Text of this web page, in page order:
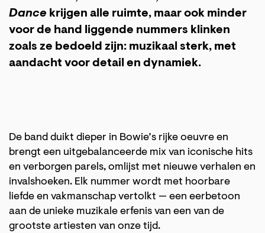
Dance krijgen alle ruimte, maar ook minder
voor de hand liggende nummers klinken
zoals ze bedoeld zijn: muzikaal sterk, met
aandacht voor detail en dynamiek.
De band duikt dieper in Bowie’s rijke oeuvre en
brengt een uitgebalanceerde mix van iconische hits
en verborgen parels, omlijst met nieuwe verhalen en
invalshoeken. Elk nummer wordt met hoorbare
liefde en vakmanschap vertolkt — een eerbetoon
aan de unieke muzikale erfenis van een van de
grootste artiesten van onze tijd.